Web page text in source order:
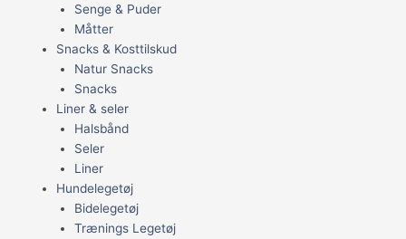
Senge & Puder
Måtter
Snacks & Kosttilskud
Natur Snacks
Snacks
Liner & seler
Halsbånd
Seler
Liner
Hundelegetøj
Bidelegetøj
Trænings Legetøj